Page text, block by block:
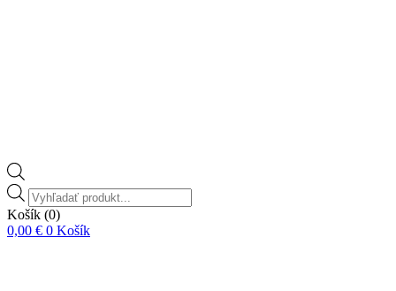
Vyhľadávanie
produktov
Košík (0)
0,00 € 0 Košík